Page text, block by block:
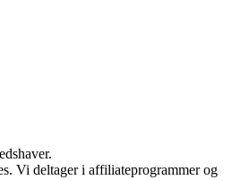
Vi deltager i affiliateprogrammer og